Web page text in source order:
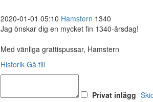
2020-01-01 05:10 Hamstern 1340
Jag önskar dig en mycket fin 1340-årsdag!
Med vänliga grattispussar, Hamstern
Historik Gå till
Privat inlägg